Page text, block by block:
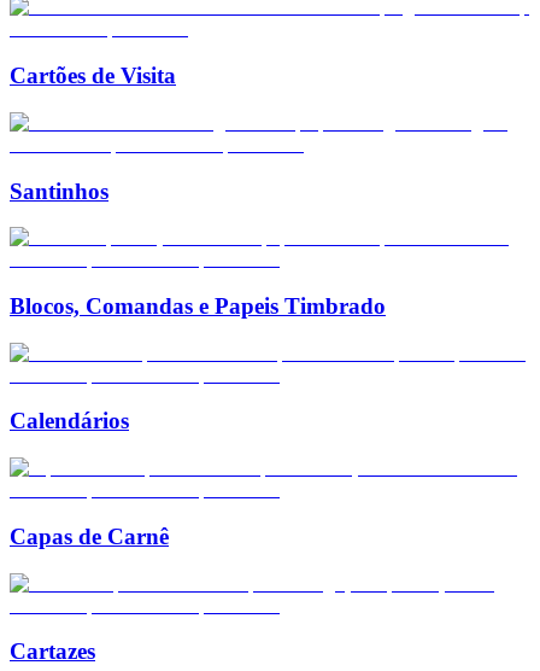
Cartões de Visita
Santinhos
Blocos, Comandas e Papeis Timbrado
Calendários
Capas de Carnê
Cartazes